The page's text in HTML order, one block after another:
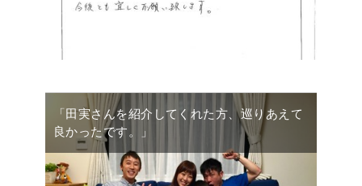
「田実さんを紹介してくれた方、巡りあえて
良かったです。」